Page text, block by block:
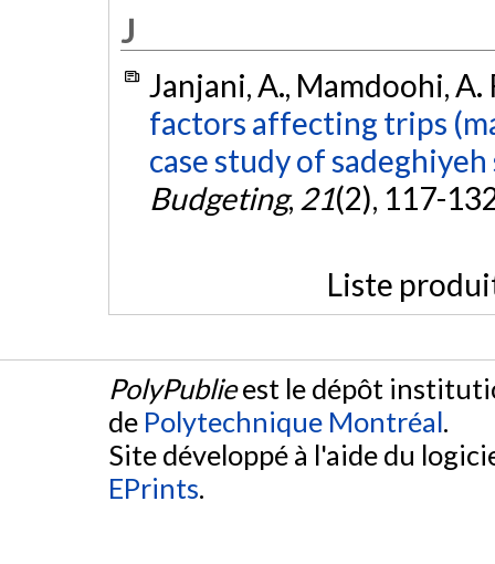
J
Janjani, A., Mamdoohi, A.
factors affecting trips
case study of
Budgeting, 21(2), 117-
Liste
PolyPublieest le dépôt
de Polytechnique Montréal.
Site développé à l'aide du
EPrints.